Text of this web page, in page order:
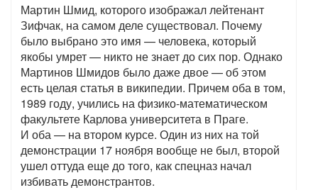
Мартин Шмид, которого изображал лейтенант
Зифчак, на самом деле существовал. Почему
было выбрано это имя — человека, который
якобы умрет — никто не знает до сих пор. Однако
Мартинов Шмидов было даже двое — об этом
есть целая статья в википедии. Причем оба в том,
1989 году, учились на физико-математическом
факультете Карлова университета в Праге.
И оба — на втором курсе. Один из них на той
демонстрации 17 ноября вообще не был, второй
ушел оттуда еще до того, как спецназ начал
избивать демонстрантов.